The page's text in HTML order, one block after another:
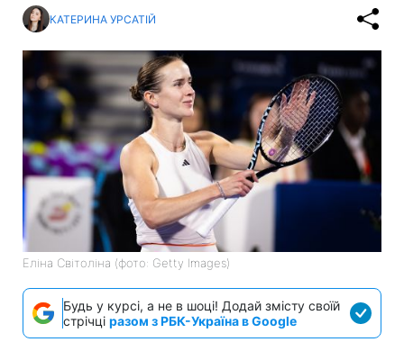
КАТЕРИНА УРСАТІЙ
Еліна Світоліна (фото: Getty Images)
Будь у курсі, а не в шоці! Додай змісту своїй
стрічці разом з РБК-Україна в Google